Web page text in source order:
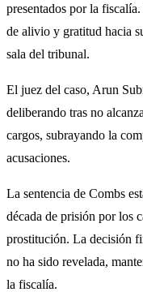
presentados por la
de alivio y gratitud hacia
sala del tribunal.
El juez del caso, Arun
deliberando tras no
cargos, subrayando la
acusaciones.
La sentencia de Combs
década de prisión por los
prostitución. La decisión
no ha sido revelada,
la fiscalía.